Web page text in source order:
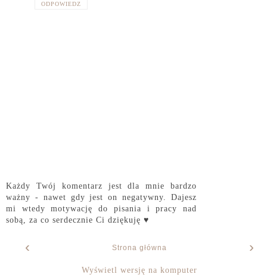
ODPOWIEDZ
Każdy Twój komentarz jest dla mnie bardzo
ważny - nawet gdy jest on negatywny. Dajesz
mi wtedy motywację do pisania i pracy nad
sobą, za co serdecznie Ci dziękuję ♥
‹ ›
Strona główna
Wyświetl wersję na komputer